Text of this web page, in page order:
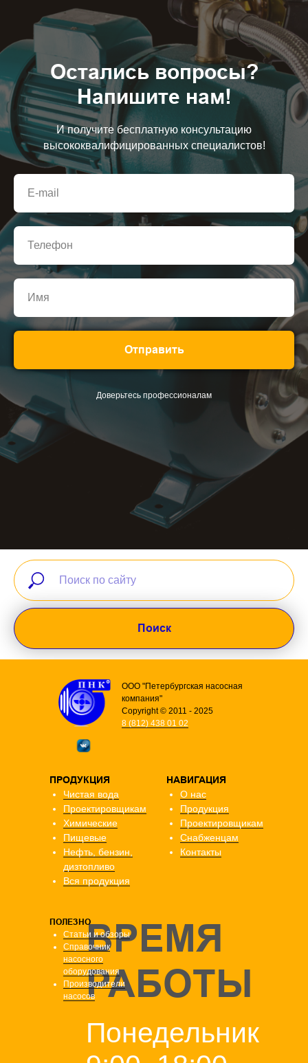
Остались вопросы?
Напишите нам!
И получите бесплатную консультацию
высококвалифицированных специалистов!
Отправить
Доверьтесь профессионалам
Поиск
ВРЕМЯ
РАБОТЫ
Понедельник
НАВИГАЦИЯ
О нас
Продукция
Проектировщикам
Снабженцам
Контакты
ПРОДУКЦИЯ
Чистая вода
Проектировщикам
Химические
Пищевые
Нефть, бензин,
дизтопливо
Вся продукция
ООО "Петербургская насосная
компания"
Copyright © 2011 - 2025
8 (812) 438 01 02
ПОЛЕЗНО
Статьи и обзоры
Справочник
насосного
оборудования
Производители
насосов